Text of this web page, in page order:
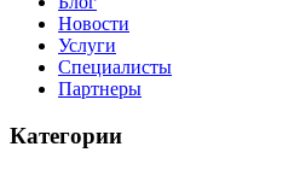
Новости
Услуги
Специалисты
Партнеры
Категории